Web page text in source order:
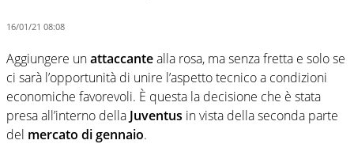
16/01/21 08:08
Aggiungere unattaccantealla rosa, ma senza fretta e solo se
ci sarà l’opportunità di unire l’aspetto tecnico a condizioni
economiche favorevoli. È questa la decisione che è stata
presa all’interno della Juventus in vista della seconda parte
del mercato di gennaio.